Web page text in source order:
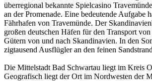
überregional bekannte Spielcasino
an der Promenade. Eine bedeutende Aufgabe
Fährhafen von Travemünde. Der
großen deutschen Häfen für den Transport von
Gütern von und nach Skandinavien. In den
zigtausend Ausflügler an den feinen
Die Mittelstadt Bad Schwartau liegt im Kreis
Geografisch liegt der Ort im Nordwesten der